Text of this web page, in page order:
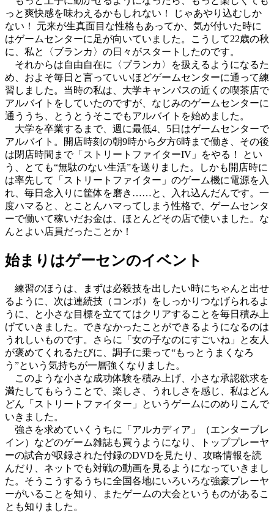
っと爽快感を味わえるかもしれない！ じゃあやり込むしか
ない！ 元来が生真面目な性格もあってか、気が付いた時に
はゲームセンターに足が向いていました。こうして22歳の秋
に、私と〈ブランカ〉の日々がスタートしたのです。
それからは自由自在に〈ブランカ〉を扱えるようになるた
め、およそ毎日と言っていいほどゲームセンターに通って練
習しました。当時の私は、大学キャンパスの近くの喫茶店で
アルバイトをしていたのですが、なじみのゲームセンターに
通ううち、とうとうそこでもアルバイトを始めました。
大学を卒業するまで、週に最低4、5日はゲームセンターで
アルバイト。開店時刻の朝9時から夕方6時まで働き、その後
は閉店時間まで「ストリートファイターIV」をやる！ とい
う、とても“無駄のない生活”を送りました。しかも開店時に
は率先して「ストリートファイター」のゲーム機に電源を入
れ、毎日念入りに筐体を磨き……と、入れ込んだんです。一
度ハマると、とことんハマってしまう性格で、ゲームセンタ
ーで働いて稼いだお金は、ほとんどその店で使いました。な
んとよい店員だったことか！
始まりはゲーセンのイベント
練習のほうは、まずは必殺技を出したい時にちゃんと出せ
るように、次は連続技（コンボ）をしっかりつなげられるよ
うに、と小さな目標を立ててはクリアすることを毎日積み上
げていきました。できなかったことができるようになるのは
うれしいものです。さらに「女の子なのにすごいね」と友人
が褒めてくれるたびに、調子に乗って“もっとうまくなろ
う”という気持ちが一層強くなりました。
このような小さな成功体験を積み上げ、小さな承認欲求を
満たしてもらうことで、楽しさ、うれしさを感じ、私はどん
どん「ストリートファイター」というゲームにのめりこんで
いきました。
強さを求めていくうちに「アルカディア」（エンターブレ
イン）などのゲーム雑誌も買うようになり、トッププレーヤ
ーの試合が収録された付録のDVDを見たり、攻略情報を読
んだり、ネットでも対戦の動画を見るようになっていきまし
た。そうこうするうちに全国各地にいろいろな強豪プレーヤ
ーがいることを知り、またゲームの大会というものがあるこ
とも知りました。